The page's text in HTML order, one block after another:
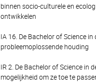
binnen socio-culturele en
ontwikkelen
IA 16. De Bachelor of Science
probleemoplossende houding
IR 2. De Bachelor of Science in
mogelijkheid om ze toe te